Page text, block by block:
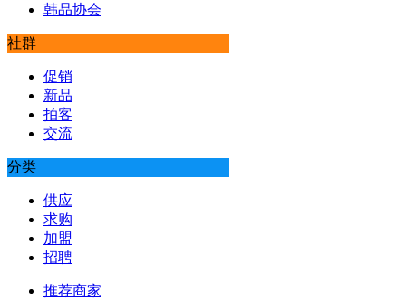
韩品协会
社群
促销
新品
拍客
交流
分类
供应
求购
加盟
招聘
推荐商家